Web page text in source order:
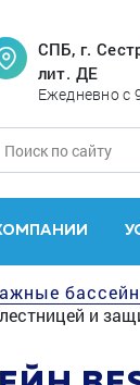
СПБ, г.
лит. ДЕ
Ежедневно с
и